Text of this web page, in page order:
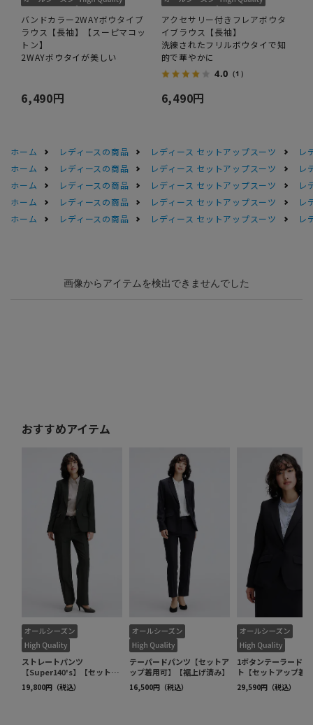
バンドカラー2WAYボウタイブ
ラウス【長袖】【スーピマコッ
トン】
2WAYボウタイが美しい
6,490円
アクセサリー付きフレアボウタ
イブラウス【長袖】
洗練されたフリルボウタイで知
的で華やかに
4.0 （1）
6,490円
ホーム レディースの商品 レディース セットアップスーツ
レ
ホーム
レディースの商品 レディース セットアップスーツ
レ
ホーム
レディースの商品 レディース セットアップスーツ
レ
ホーム
レディースの商品 レディース セットアップスーツ
レ
ホーム
レディースの商品 レディース セットアップスーツ レ